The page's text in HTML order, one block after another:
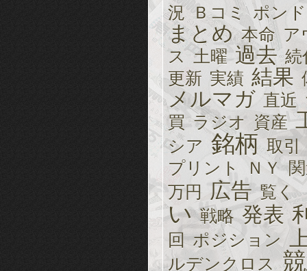
況 Ｂコミ ポンド
まとめ 本命 ア
ス 土曜 過去 続
更新 実績 結果
メルマガ 直近
買 ラジオ 資産
シア 銘柄 取引
プリント
ＮＹ
万円
広告 覧く
い 戦略 発表
回 ポジション
ルデンクロス